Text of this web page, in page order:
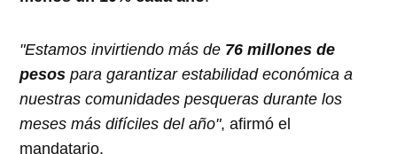
"Estamos invirtiendo más de 76 millones de
pesos para garantizar estabilidad económica a
nuestras comunidades pesqueras durante los
meses más difíciles del año", afirmó el
mandatario.